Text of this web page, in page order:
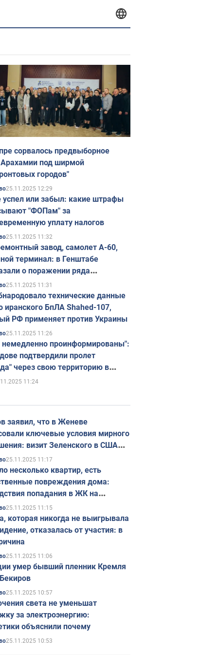
сорвалось предвыборное
Арахамии под ширмой
городов"
25.11.2025 12:29
успел или забыл: какие штрафы
"ФОПам" за
уплату налогов
25.11.2025 11:32
завод, самолет А-60,
терминал: в Генштабе
о поражении ряда
объектов России
25.11.2025 11:31
технические данные
иранского БпЛА Shahed-107,
РФ применяет против Украины
25.11.2025 11:26
проинформированы":
подтвердили пролет
через свою территорию в
11:24
заявил, что в Женеве
ключевые условия мирного
визит Зеленского в США
в ноябре
25.11.2025 11:17
несколько квартир, есть
повреждения дома:
попадания в ЖК на
в Киеве. Фото
25.11.2025 11:15
которая никогда не выигрывала
отказалась от участия: в
25.11.2025 11:06
умер бывший пленник Кремля
25.11.2025 10:57
света не уменьшат
за электроэнергию:
объяснили почему
25.11.2025 10:53